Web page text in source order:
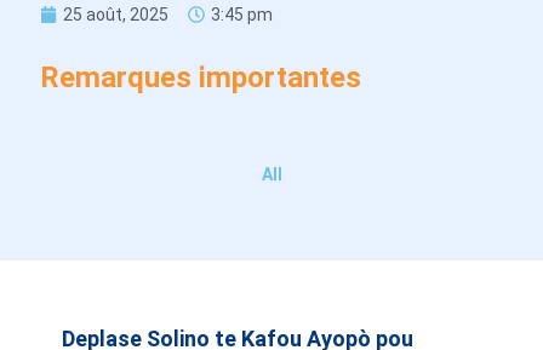
25 août, 2025 3:45 pm
Remarques importantes
All
Deplase Solino te Kafou Ayopò pou